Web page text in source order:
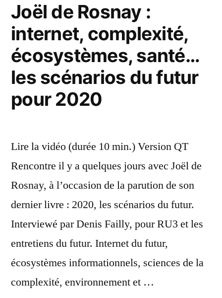
Joël de Rosnay :
internet, complexité,
écosystèmes, santé…
les scénarios du futur
pour 2020
Lire la vidéo (durée 10 min.) Version QT
Rencontre il y a quelques jours avec Joël de
Rosnay, à l’occasion de la parution de son
dernier livre : 2020, les scénarios du futur.
Interviewé par Denis Failly, pour RU3 et les
entretiens du futur. Internet du futur,
écosystèmes informationnels, sciences de la
complexité, environnement et …